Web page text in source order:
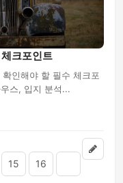
크포인트
인해야 할 필수 체크포
스, 입지 분석...
15 16